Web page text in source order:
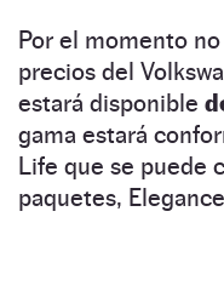
Por el momento
precios del
estará disponible
gama estará
Life que se puede
paquetes,